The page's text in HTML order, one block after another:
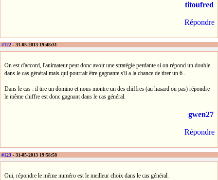
titoufred
Répondre
#122 - 31-05-2013 19:48:31
On est d'accord, l'animateur peut donc avoir une stratégie perdante si on répond un double
dans le cas général mais qui pourrait être gagnante s'il a la chance de tirer un 6 .
Dans le cas : il tire un domino et nous montre un des chiffres (au hasard ou pas) répondre
le même chiffre est donc gagnant dans le cas général.
gwen27
Répondre
#123 - 31-05-2013 19:58:58
Oui, répondre le même numéro est le meilleur choix dans le cas général.